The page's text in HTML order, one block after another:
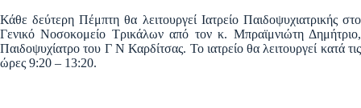
Κάθε δεύτερη Πέμπτη θα λειτουργεί Ιατρείο Παιδοψυχιατρικής στο
Γενικό Νοσοκομείο Τρικάλων από τον κ. Μπραϊμνιώτη Δημήτριο,
Παιδοψυχίατρο του Γ Ν Καρδίτσας. Το ιατρείο θα λειτουργεί κατά τις
ώρες 9:20 – 13:20.